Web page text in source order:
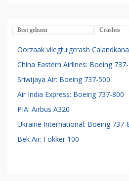
Best gelezen Crashes
Oorzaak vliegtuigcrash
China Eastern Airlines: Boeing
Sriwijaya Air: Boeing 737-500
Air India Express: Boeing 737-800
PIA: Airbus A320
Ukraine International: Boeing 737-
Bek Air: Fokker 100